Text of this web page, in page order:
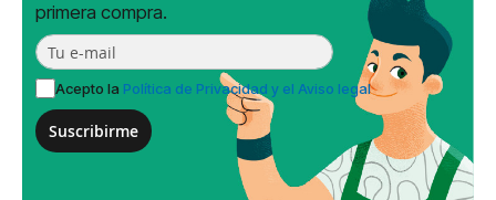
primera compra.
Acepto la Política de Privacidad y el Aviso legal
Suscribirme